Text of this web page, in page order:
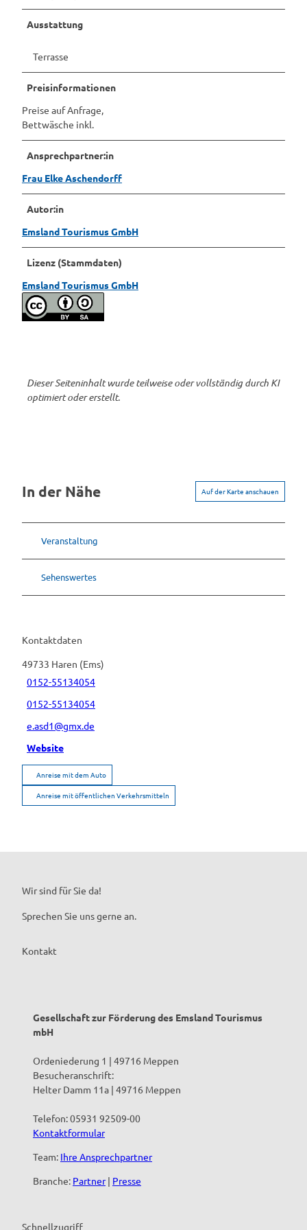
e
nAusstattung
Terrasse
Preisinformationen
Preise auf Anfrage,
Bettwäsche inkl.
Ansprechpartner:in
Frau Elke Aschendorff
Autor:in
Emsland Tourismus GmbH
Lizenz (Stammdaten)
Emsland Tourismus GmbH
Dieser Seiteninhalt wurde teilweise oder vollständig durch KI
optimiert oder erstellt.
In der Nähe Auf der Karte anschauen
Veranstaltung
Sehenswertes
Kontaktdaten
49733 Haren (Ems)
0152-55134054
0152-55134054
e.asd1@gmx.de
Website
Anreise mit dem Auto
Anreise mit öffentlichen Verkehrsmitteln
Wir sind für Sie da!
Sprechen Sie uns gerne an.
Kontakt
Gesellschaft zur Förderung des Emsland Tourismus
mbH
Ordeniederung 1 | 49716 Meppen
Besucheranschrift:
Helter Damm 11a | 49716 Meppen
Telefon: 05931 92509-00
Kontaktformular
Team: Ihre Ansprechpartner
Branche: Partner| Presse
Schnellzugriff